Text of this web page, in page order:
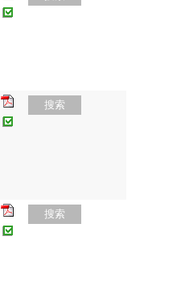
搜索
搜索